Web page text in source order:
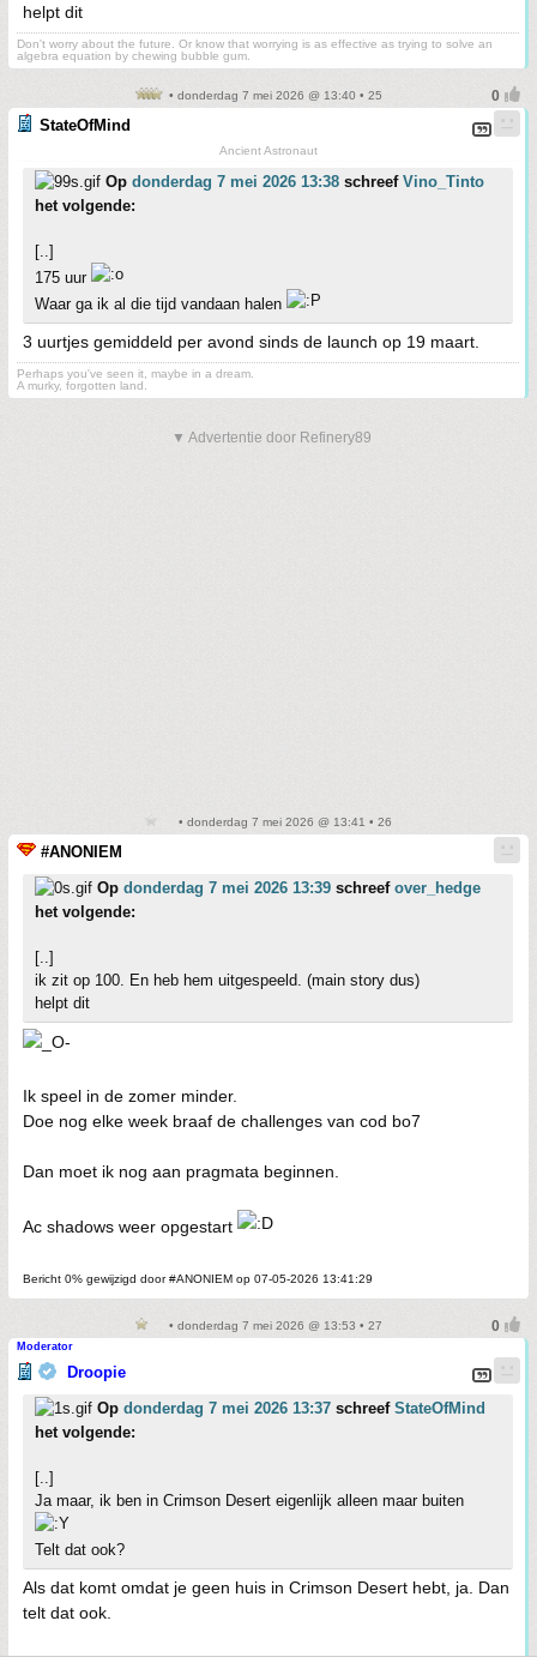
helpt dit
Don't worry about the future. Or know that worrying is as effective as trying to solve an
algebra equation by chewing bubble gum.
• donderdag 7 mei 2026 @ 13:40 • 25
StateOfMind
Ancient Astronaut
Op donderdag 7 mei 2026 13:38 schreef Vino_Tinto
het volgende:
[..]
175 uur
Waar ga ik al die tijd vandaan halen
3 uurtjes gemiddeld per avond sinds de launch op 19 maart.
Perhaps you've seen it, maybe in a dream.
A murky, forgotten land.
▼ Advertentie door Refinery89
• donderdag 7 mei 2026 @ 13:41 • 26
#ANONIEM
Op donderdag 7 mei 2026 13:39 schreef over_hedge
het volgende:
[..]
ik zit op 100. En heb hem uitgespeeld. (main story dus)
helpt dit
Ik speel in de zomer minder.
Doe nog elke week braaf de challenges van cod bo7
Dan moet ik nog aan pragmata beginnen.
Ac shadows weer opgestart
Bericht 0% gewijzigd door #ANONIEM op 07-05-2026 13:41:29
• donderdag 7 mei 2026 @ 13:53 • 27
Moderator
Droopie
Op donderdag 7 mei 2026 13:37 schreef StateOfMind
het volgende:
[..]
Ja maar, ik ben in Crimson Desert eigenlijk alleen maar buiten
Telt dat ook?
Als dat komt omdat je geen huis in Crimson Desert hebt, ja. Dan
telt dat ook.
Anders ga je maar ingame binnen zitten.